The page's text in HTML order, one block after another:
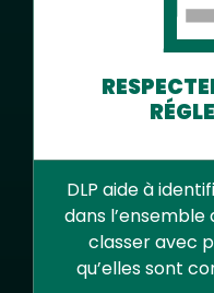
DLP aide à
dans
classer avec
qu’elles sont